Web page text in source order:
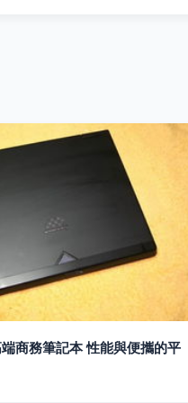
商務筆記本 性能與便攜的平